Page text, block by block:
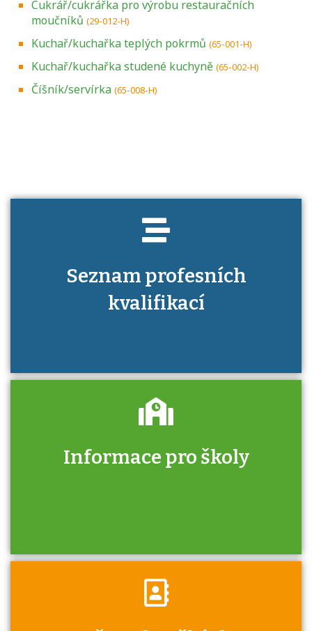
Cukrář/cukrářka pro výrobu restauračních
moučníků (29-012-H)
Kuchař/kuchařka teplých pokrmů (65-001-H)
Kuchař/kuchařka studené kuchyně (65-002-H)
Číšník/servírka (65-008-H)
Seznam profesních
kvalifikací
Projděte si seznam profesních kvalifikací.
Informace pro školy
Zjistěte, jak se přihlásit ke zkoušce a kde